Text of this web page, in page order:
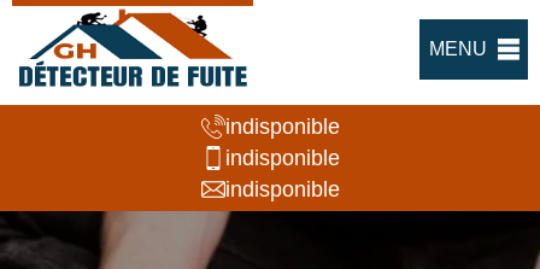
MENU
indisponible
indisponible
indisponible